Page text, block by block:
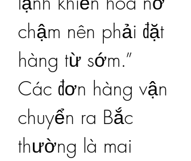
chậm nên phải đặt
hàng từ sớm.”
Các đơn hàng vận
chuyển ra Bắc
thường là mai